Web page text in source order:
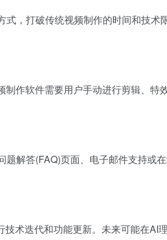
，打破传统视频制作的时间和技
作软件需要用户手动进行剪辑、
解答(FAQ)页面、电子邮件支持或
术迭代和功能更新。未来可能在